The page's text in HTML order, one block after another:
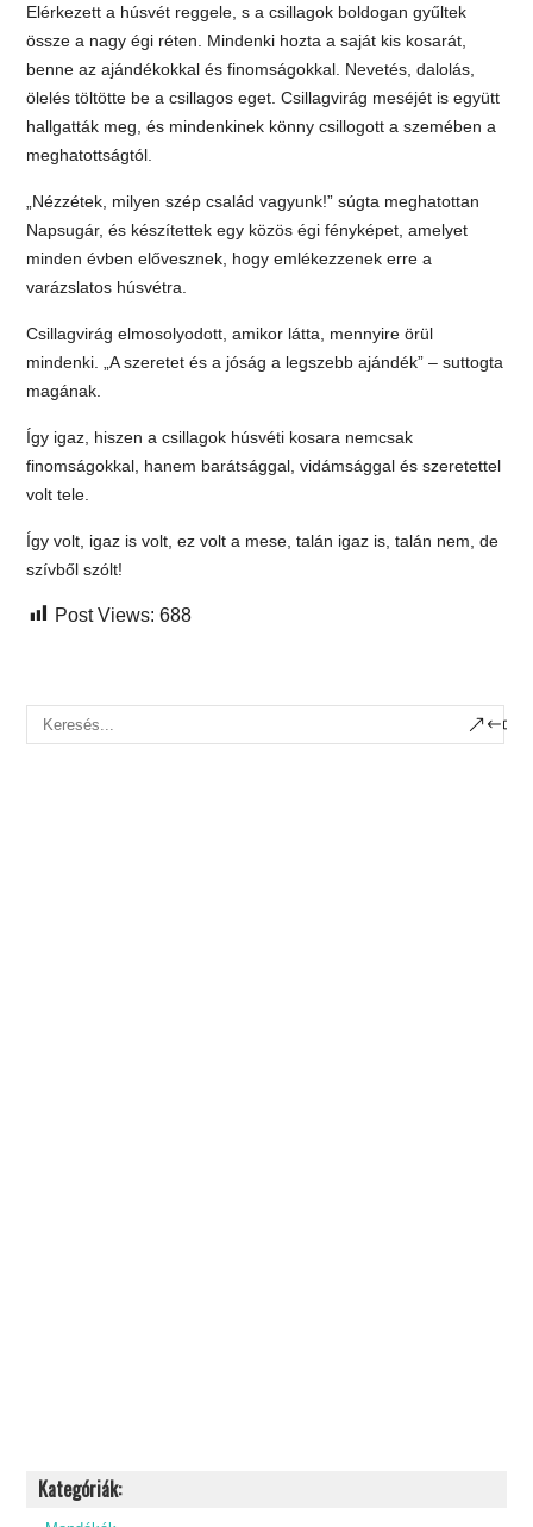
Elérkezett a húsvét reggele, s a csillagok boldogan gyűltek
össze a nagy égi réten. Mindenki hozta a saját kis kosarát,
benne az ajándékokkal és finomságokkal. Nevetés, dalolás,
ölelés töltötte be a csillagos eget. Csillagvirág meséjét is együtt
hallgatták meg, és mindenkinek könny csillogott a szemében a
meghatottságtól.
„Nézzétek, milyen szép család vagyunk!” súgta meghatottan
Napsugár, és készítettek egy közös égi fényképet, amelyet
minden évben elővesznek, hogy emlékezzenek erre a
varázslatos húsvétra.
Csillagvirág elmosolyodott, amikor látta, mennyire örül
mindenki. „A szeretet és a jóság a legszebb ajándék” – suttogta
magának.
Így igaz, hiszen a csillagok húsvéti kosara nemcsak
finomságokkal, hanem barátsággal, vidámsággal és szeretettel
volt tele.
Így volt, igaz is volt, ez volt a mese, talán igaz is, talán nem, de
szívből szólt!
Post Views: 688
Kategóriák: